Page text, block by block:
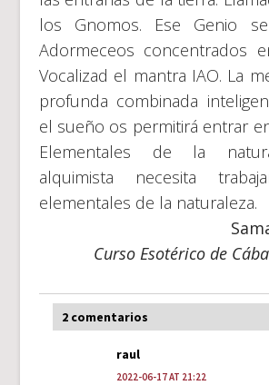
los Gnomos. Ese Genio
Adormeceos concentrados
Vocalizad el mantra IAO. La
profunda combinada
el sueño os permitirá entrar
Elementales de la
alquimista necesita
elementales de la naturaleza.
Curso Esotérico de
2 comentarios
raul
2022-06-17 AT 21:22